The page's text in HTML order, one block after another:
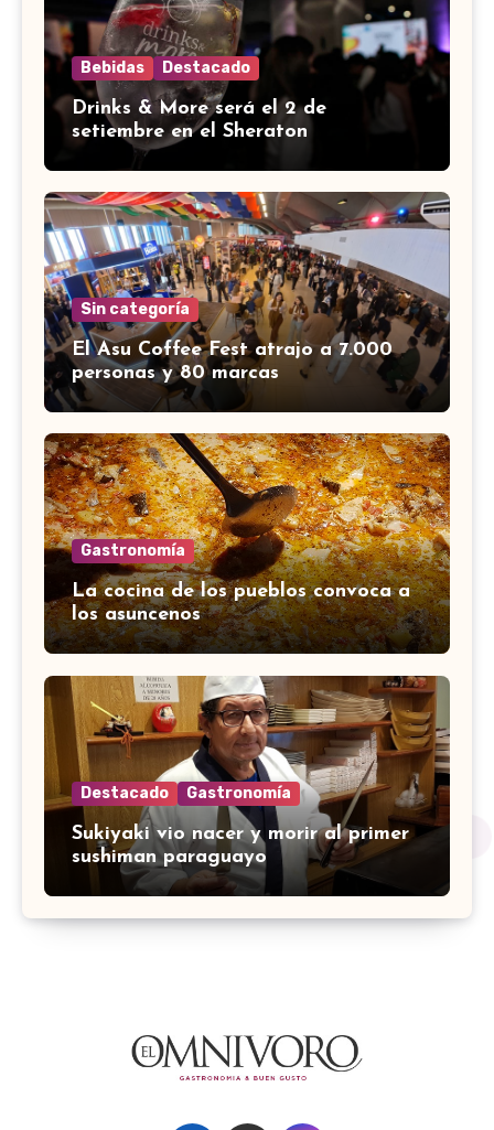
Bebidas Destacado
Drinks & More será el 2 de
setiembre en el Sheraton
Sin categoría
El Asu Coffee Fest atrajo a 7.000
personas y 80 marcas
Gastronomía
La cocina de los pueblos convoca a
los asuncenos
Destacado Gastronomía
Sukiyaki vio nacer y morir al primer
sushiman paraguayo